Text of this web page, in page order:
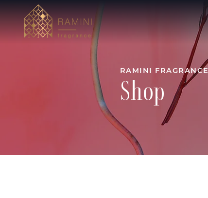
RAMINI FRAGRANCE
Shop